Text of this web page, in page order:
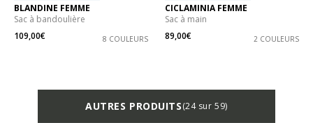
BLANDINE FEMME
Sac à bandoulière
109,00€
8 COULEURS
CICLAMINIA FEMME
Sac à main
89,00€
2 COULEURS
AUTRES PRODUITS(24 sur 59)